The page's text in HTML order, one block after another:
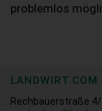
problemlos
Rechbauerstraße